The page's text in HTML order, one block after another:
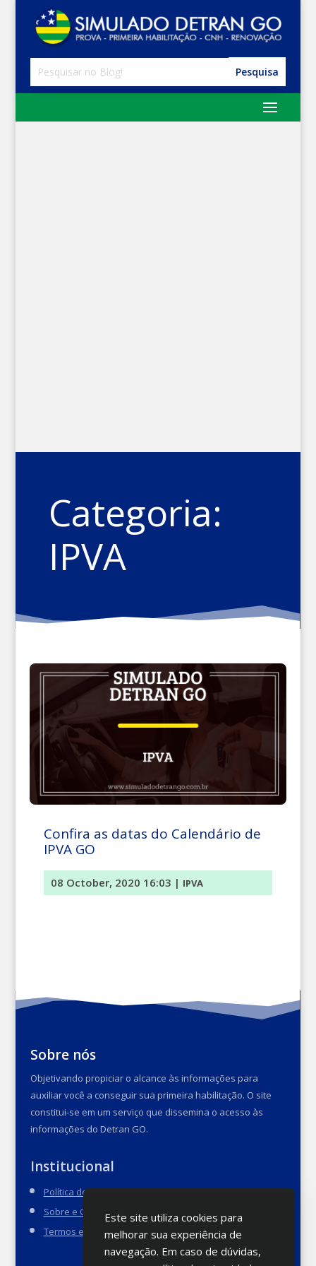
Categoria:
IPVA
Confira as datas do Calendário de
IPVA GO
08 October, 2020 16:03 | IPVA
Sobre nós
Objetivando propiciar o alcance às informações para
auxiliar você a conseguir sua primeira habilitação. O site
constitui-se em um serviço que dissemina o acesso às
informações do Detran GO.
Institucional
Política de Privacidade
Sobre e Contato
Termos e Condições
Este site utiliza cookies para
melhorar sua experiência de
navegação. Em caso de dúvidas,